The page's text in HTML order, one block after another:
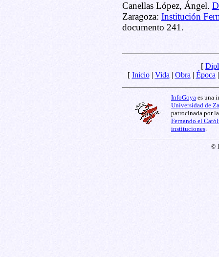
Canellas López, Ángel.
Zaragoza: Institución
documento 241.
[
[ Inicio| Vida | Obra | Época
InfoGoya es una
Universidad de
patrocinada por
Fernando el
instituciones
©